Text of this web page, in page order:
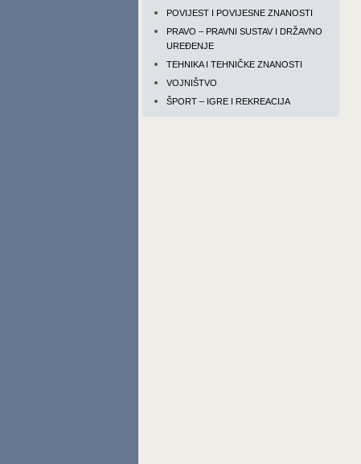
POVIJEST I POVIJESNE ZNANOSTI
PRAVO – PRAVNI SUSTAV I DRŽAVNO
UREĐENJE
TEHNIKA I TEHNIČKE ZNANOSTI
VOJNIŠTVO
ŠPORT – IGRE I REKREACIJA